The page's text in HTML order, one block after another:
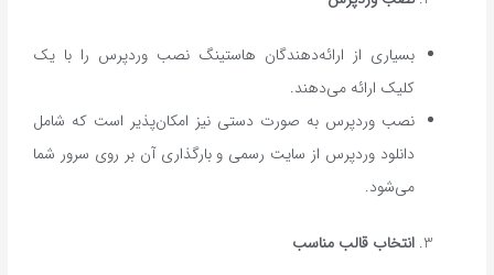
بسیاری از ارائه‌دهندگان هاستینگ نصب وردپرس را با یک
کلیک ارائه می‌دهند.
نصب وردپرس به صورت دستی نیز امکان‌پذیر است که شامل
دانلود وردپرس از سایت رسمی و بارگذاری آن بر روی سرور شما
می‌شود.
انتخاب قالب مناسب